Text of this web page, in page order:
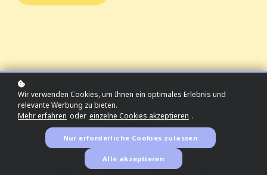
Wir verwenden Cookies, um Ihnen ein optimales Erlebnis und
relevante Werbung zu bieten.
Mehr erfahren oder einzelne Cookies akzeptieren .
Nur erforderliche Cookies zulassen
Alle akzeptieren